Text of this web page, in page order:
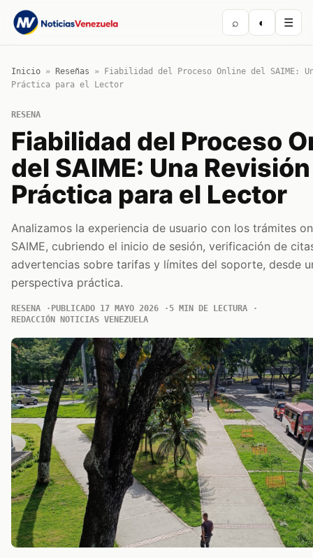
⌕ ◐ ☰
Inicio » Reseñas »
Fiabilidad del Proceso Online del SAIME:
Práctica para el Lector
RESENA
Fiabilidad del Proceso
del SAIME: Una Revisión
Práctica para el Lector
Analizamos la experiencia de usuario con los trámites
SAIME, cubriendo el inicio de sesión, verificación de
advertencias sobre tarifas y límites del soporte, desde
perspectiva práctica.
RESENA PUBLICADO 17 MAYO 2026
5 MIN DE LECTURA
REDACCIÓN NOTICIAS VENEZUELA